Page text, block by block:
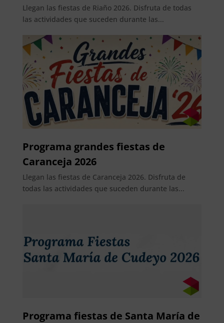
Llegan las fiestas de Riaño 2026. Disfruta de todas
las actividades que suceden durante las...
Programa grandes fiestas de
Caranceja 2026
Llegan las fiestas de Caranceja 2026. Disfruta de
todas las actividades que suceden durante las...
Programa fiestas de Santa María de